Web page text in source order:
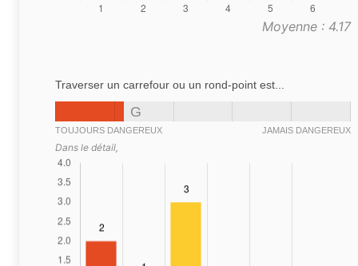
Moyenne : 4.17
Traverser un carrefour ou un rond-point est...
G
TOUJOURS DANGEREUX JAMAIS DANGEREUX
Dans le détail,